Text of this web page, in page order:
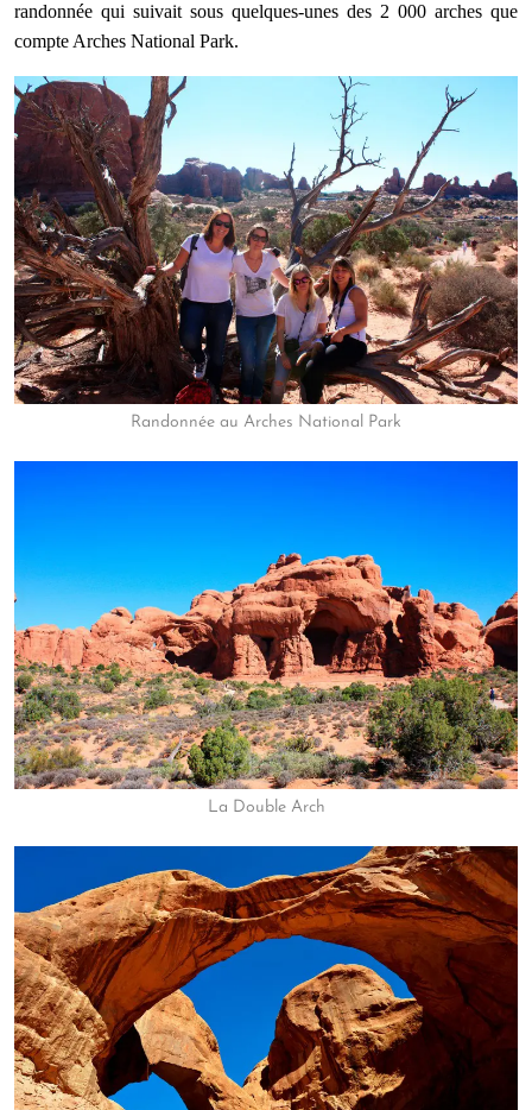
randonnée qui suivait sous quelques-unes des 2 000 arches que
compte Arches National Park.
Randonnée au Arches National Park
La Double Arch